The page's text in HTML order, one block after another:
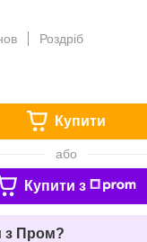
Роздріб
Купити
або
Купити з
з Пром?